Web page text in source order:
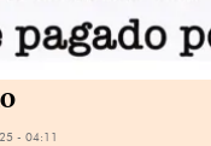
- 04:11